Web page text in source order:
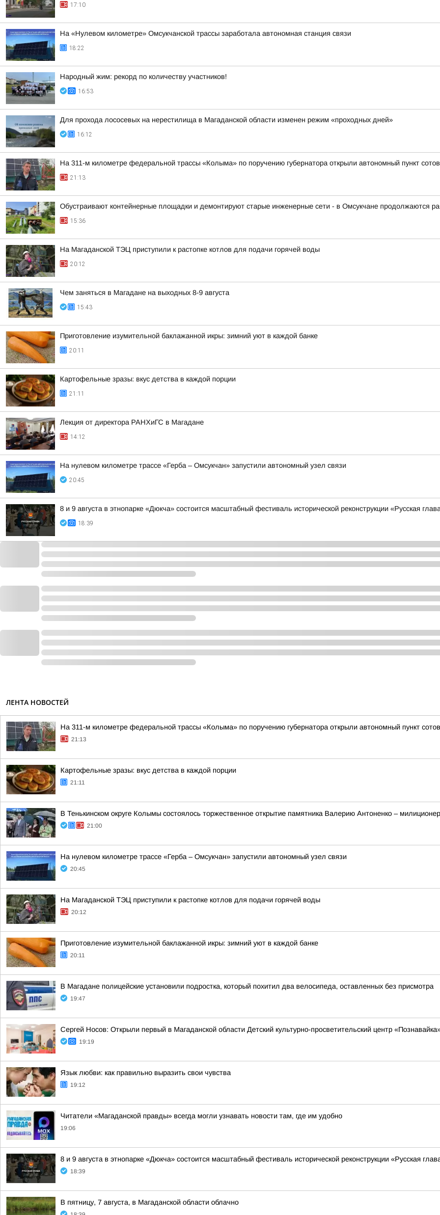
17:10
На «Нулевом километре» Омсукчанской трассы заработала автономная станция связи
18:22
Народный жим: рекорд по количеству участников!
16:53
Для прохода лососевых на нерестилища в Магаданской области изменен режим «проходных дней»
16:12
На 311-м километре федеральной трассы «Колыма» по поручению губернатора открыли автономный пункт
21:13
Обустраивают контейнерные площадки и демонтируют старые инженерные сети - в Омсукчане продолжаются
15:36
На Магаданской ТЭЦ приступили к растопке котлов для подачи горячей воды
20:12
Чем заняться в Магадане на выходных 8-9 августа
15:43
Приготовление изумительной баклажанной икры: зимний уют в каждой банке
20:11
Картофельные зразы: вкус детства в каждой порции
21:11
Лекция от директора РАНХиГС в Магадане
14:12
На нулевом километре трассе «Герба – Омсукчан» запустили автономный узел связи
20:45
8 и 9 августа в этнопарке «Дюкча» состоится масштабный фестиваль исторической реконструкции «Русская
18:39
ЛЕНТА НОВОСТЕЙ
На 311-м километре федеральной трассы «Колыма» по поручению губернатора открыли автономный пункт
21:13
Картофельные зразы: вкус детства в каждой порции
21:11
В Тенькинском округе Колымы состоялось торжественное открытие памятника Валерию Антоненко –
21:00
На нулевом километре трассе «Герба – Омсукчан» запустили автономный узел связи
20:45
На Магаданской ТЭЦ приступили к растопке котлов для подачи горячей воды
20:12
Приготовление изумительной баклажанной икры: зимний уют в каждой банке
20:11
В Магадане полицейские установили подростка, который похитил два велосипеда, оставленных без присмотра
19:47
Сергей Носов: Открыли первый в Магаданской области Детский культурно-просветительский центр
19:19
Язык любви: как правильно выразить свои чувства
19:12
Читатели «Магаданской правды» всегда могли узнавать новости там, где им удобно
19:06
8 и 9 августа в этнопарке «Дюкча» состоится масштабный фестиваль исторической реконструкции «Русская
18:39
В пятницу, 7 августа, в Магаданской области облачно